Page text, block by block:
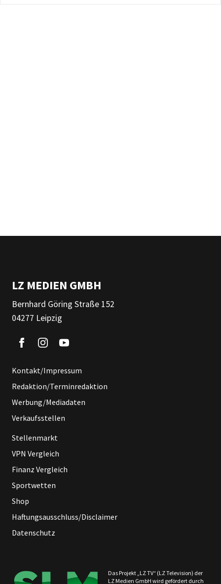
LZ MEDIEN GMBH
Bernhard Göring Straße 152
04277 Leipzig
Kontakt/Impressum
Redaktion/Terminredaktion
Werbung/Mediadaten
Verkaufsstellen
Stellenmarkt
VPN Vergleich
Finanz Vergleich
Sportwetten
Shop
Haftungsausschluss/Disclaimer
Datenschutz
Das Projekt „LZ TV“ (LZ Television) der
LZ Medien GmbH wird gefördert durch